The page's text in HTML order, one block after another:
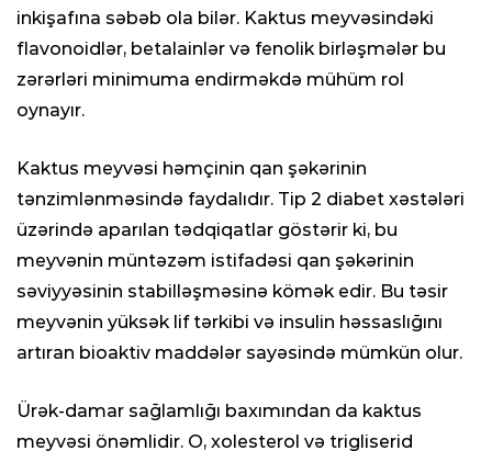
inkişafına səbəb ola bilər. Kaktus meyvəsindəki
flavonoidlər, betalainlər və fenolik birləşmələr bu
zərərləri minimuma endirməkdə mühüm rol
oynayır.
Kaktus meyvəsi həmçinin qan şəkərinin
tənzimlənməsində faydalıdır. Tip 2 diabet xəstələri
üzərində aparılan tədqiqatlar göstərir ki, bu
meyvənin müntəzəm istifadəsi qan şəkərinin
səviyyəsinin stabilləşməsinə kömək edir. Bu təsir
meyvənin yüksək lif tərkibi və insulin həssaslığını
artıran bioaktiv maddələr sayəsində mümkün olur.
Ürək-damar sağlamlığı baxımından da kaktus
meyvəsi önəmlidir. O, xolesterol və trigliserid